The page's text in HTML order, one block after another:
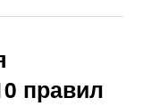
правил